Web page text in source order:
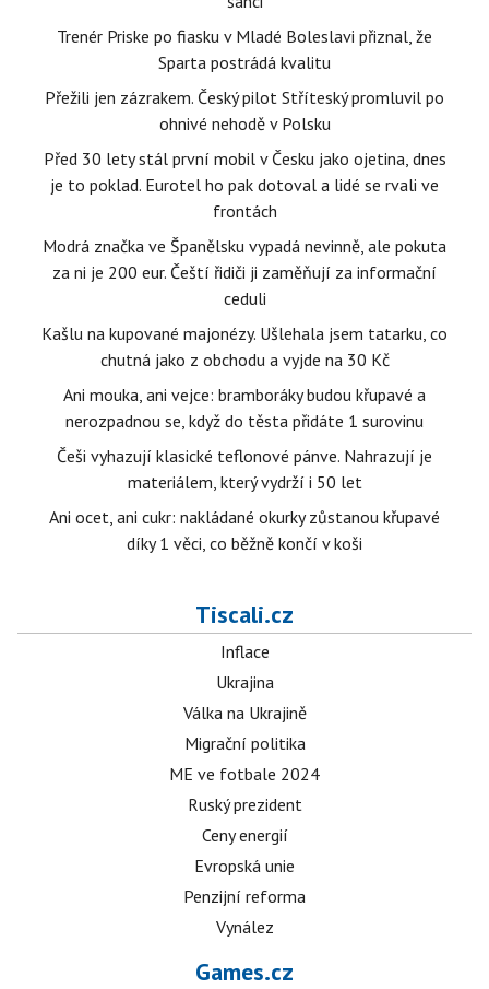
Trenér Priske po fiasku v Mladé Boleslavi přiznal, že
Sparta postrádá kvalitu
Přežili jen zázrakem. Český pilot Stříteský promluvil po
ohnivé nehodě v Polsku
Před 30 lety stál první mobil v Česku jako ojetina, dnes
je to poklad. Eurotel ho pak dotoval a lidé se rvali ve
frontách
Modrá značka ve Španělsku vypadá nevinně, ale pokuta
za ni je 200 eur. Čeští řidiči ji zaměňují za informační
ceduli
Kašlu na kupované majonézy. Ušlehala jsem tatarku, co
chutná jako z obchodu a vyjde na 30 Kč
Ani mouka, ani vejce: bramboráky budou křupavé a
nerozpadnou se, když do těsta přidáte 1 surovinu
Češi vyhazují klasické teflonové pánve. Nahrazují je
materiálem, který vydrží i 50 let
Ani ocet, ani cukr: nakládané okurky zůstanou křupavé
díky 1 věci, co běžně končí v koši
Tiscali.cz
Inflace
Ukrajina
Válka na Ukrajině
Migrační politika
ME ve fotbale 2024
Ruský prezident
Ceny energií
Evropská unie
Penzijní reforma
Vynález
Games.cz